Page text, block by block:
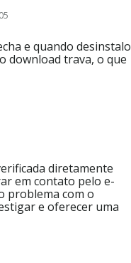
e quando desinstalo
download trava, o que
diretamente
em contato pelo e-
problema com o
e oferecer uma